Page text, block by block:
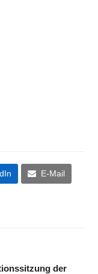
E-Mail
der